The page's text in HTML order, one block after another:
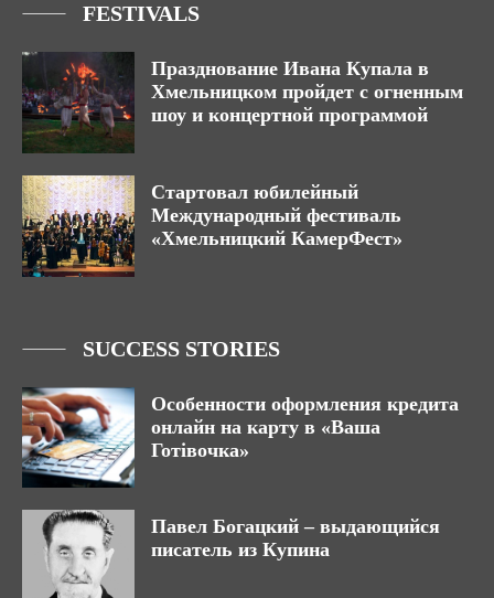
FESTIVALS
Празднование Ивана Купала в
Хмельницком пройдет с огненным
шоу и концертной программой
Стартовал юбилейный
Международный фестиваль
«Хмельницкий КамерФест»
SUCCESS STORIES
Особенности оформления кредита
онлайн на карту в «Ваша
Готівочка»
Павел Богацкий – выдающийся
писатель из Купина